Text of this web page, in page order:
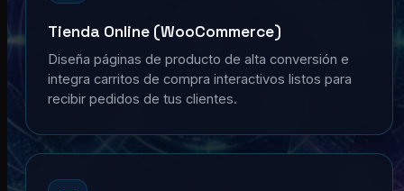
Tienda Online (WooCommerce)
Diseña páginas de producto de alta conversión e
integra carritos de compra interactivos listos para
recibir pedidos de tus clientes.